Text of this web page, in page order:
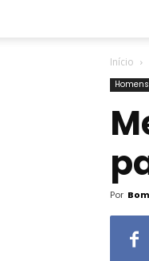
Início
Por